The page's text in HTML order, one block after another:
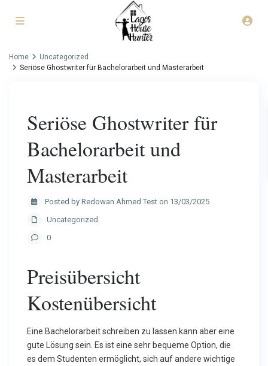
Home
Uncategorized
Seriöse Ghostwriter für Bachelorarbeit und Masterarbeit
Seriöse Ghostwriter für
Bachelorarbeit und
Masterarbeit
Posted by Redowan Ahmed Test on 13/03/2025
Uncategorized
0
Preisübersicht
Kostenübersicht
Eine Bachelorarbeit schreiben zu lassen kann aber eine
gute Lösung sein. Es ist eine sehr bequeme Option, die
es dem Studenten ermöglicht, sich auf andere wichtige